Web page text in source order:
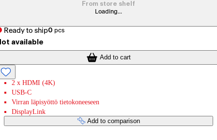
From store shelf
Loading...
Ready to ship0 pcs
available
Add to cart
2 x HDMI (4K)
USB-C
Virran läpisyöttö tietokoneeseen
DisplayLink
Add to comparison